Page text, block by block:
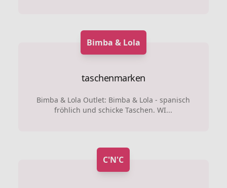
Bimba & Lola
taschenmarken
Bimba & Lola Outlet: Bimba & Lola - spanisch
fröhlich und schicke Taschen. WI...
C'N'C